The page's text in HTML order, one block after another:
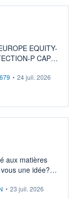
EQUITY-
P CAP
• 24 juil. 2026
aux matières
une idée?
• 23 juil. 2026